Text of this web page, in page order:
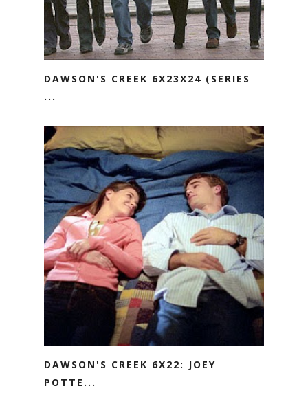
DAWSON'S CREEK 6X23X24 (SERIES
...
DAWSON'S CREEK 6X22: JOEY
POTTE...